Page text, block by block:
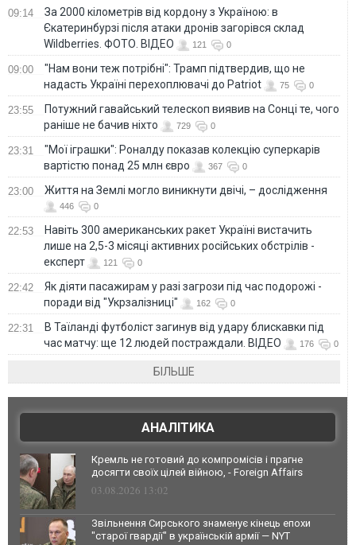
09:14
За 2000 кілометрів від кордону з Україною: в
Єкатеринбурзі після атаки дронів загорівся склад
Wildberries. ФОТО. ВІДЕО
121 0
09:00
"Нам вони теж потрібні": Трамп підтвердив, що не
надасть Україні перехоплювачі до Patriot
75 0
23:55
Потужний гавайський телескоп виявив на Сонці те, чого
раніше не бачив ніхто
729 0
23:31
"Мої іграшки": Роналду показав колекцію суперкарів
вартістю понад 25 млн євро
367 0
23:00 Життя на Землі могло виникнути двічі, – дослідження
446 0
22:53
Навіть 300 американських ракет Україні вистачить
лише на 2,5-3 місяці активних російських обстрілів -
експерт
121 0
22:42
Як діяти пасажирам у разі загрози під час подорожі -
поради від "Укрзалізниці"
162 0
22:31
В Таїланді футболіст загинув від удару блискавки під
час матчу: ще 12 людей постраждали. ВІДЕО
176 0
БІЛЬШЕ
АНАЛІТИКА
Кремль не готовий до компромісів і прагне
досягти своїх цілей війною, - Foreign Affairs
03.08.2026 13:02
Звільнення Сирського знаменує кінець епохи
"старої гвардії" в українській армії — NYT